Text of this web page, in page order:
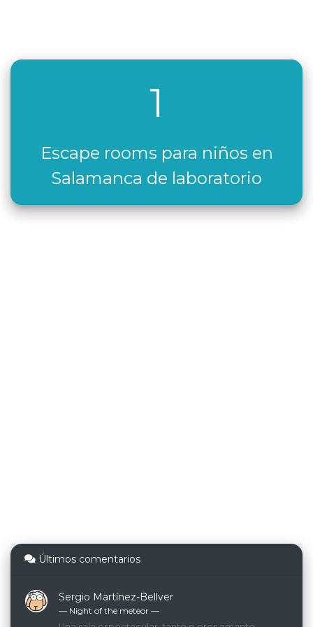
1
Escape rooms para niños en
Salamanca de laboratorio
Últimos comentarios
Sergio Martínez-Bellver
— Night of the meteor ―